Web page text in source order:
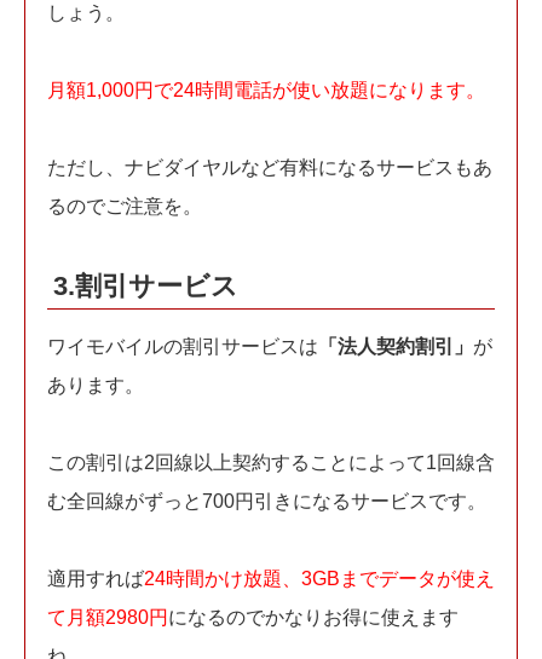
しょう。
月額1,000円で24時間電話が使い放題になります。
ただし、ナビダイヤルなど有料になるサービスもあ
るのでご注意を。
3.割引サービス
ワイモバイルの割引サービスは 「法人契約割引」 が
あります。
この割引は2回線以上契約することによって1回線含
む全回線がずっと700円引きになるサービスです。
適用すれば24時間かけ放題、3GBまでデータが使え
て月額2980円 になるのでかなりお得に使えます